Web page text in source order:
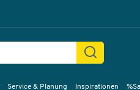
Service & Planung Inspirationen